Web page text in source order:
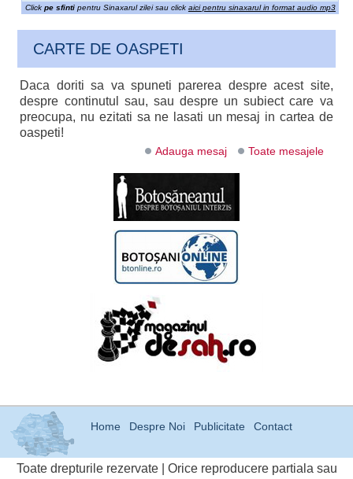
Click pe sfintipentru Sinaxarul zilei sau click aici pentru sinaxarul in format audio mp3
CARTE DE OASPETI
Daca doriti sa va spuneti parerea despre acest site,
despre continutul sau, sau despre un subiect care va
preocupa, nu ezitati sa ne lasati un mesaj in cartea de
oaspeti!
Adauga mesaj Toate mesajele
Home Despre Noi Publicitate Contact
Toate drepturile rezervate | Orice reproducere partiala sau